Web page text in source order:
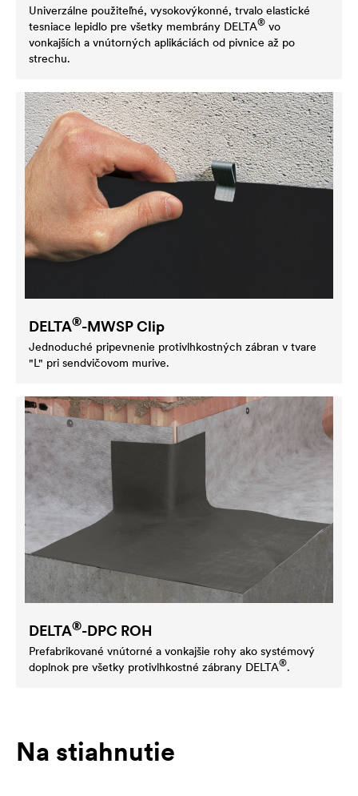
Univerzálne použiteľné, vysokovýkonné, trvalo elastické
tesniace lepidlo pre všetky membrány DELTA® vo
vonkajších a vnútorných aplikáciách od pivnice až po
strechu.
DELTA®-MWSP Clip
Jednoduché pripevnenie protivlhkostných zábran v tvare
"L" pri sendvičovom murive.
DELTA®-DPC ROH
Prefabrikované vnútorné a vonkajšie rohy ako systémový
doplnok pre všetky protivlhkostné zábrany DELTA®.
Na stiahnutie